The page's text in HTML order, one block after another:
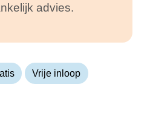
advies.
Vrije inloop